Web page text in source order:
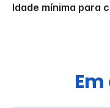
Idade mínima para